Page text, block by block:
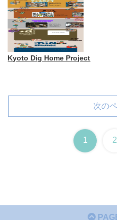
Kyoto Dig Home Project
次の
1 2